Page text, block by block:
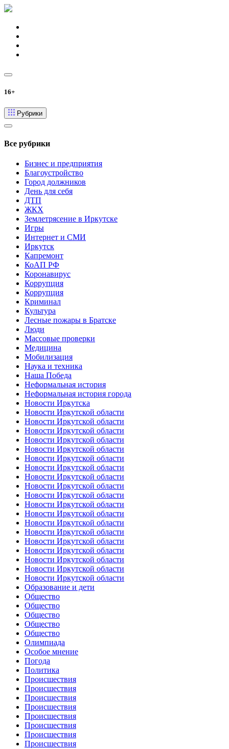
16+
Рубрики
Все рубрики
Бизнес и предприятия
Благоустройство
Город должников
День для себя
ДТП
ЖКХ
Землетрясение в Иркутске
Игры
Интернет и СМИ
Иркутск
Капремонт
КоАП РФ
Коронавирус
Коррупция
Коррупция
Криминал
Культура
Лесные пожары в Братске
Люди
Массовые проверки
Медицина
Мобилизация
Наука и техника
Наша Победа
Неформальная история
Неформальная история города
Новости Иркутска
Новости Иркутской области
Новости Иркутской области
Новости Иркутской области
Новости Иркутской области
Новости Иркутской области
Новости Иркутской области
Новости Иркутской области
Новости Иркутской области
Новости Иркутской области
Новости Иркутской области
Новости Иркутской области
Новости Иркутской области
Новости Иркутской области
Новости Иркутской области
Новости Иркутской области
Новости Иркутской области
Новости Иркутской области
Новости Иркутской области
Новости Иркутской области
Образование и дети
Общество
Общество
Общество
Общество
Общество
Олимпиада
Особое мнение
Погода
Политика
Происшествия
Происшествия
Происшествия
Происшествия
Происшествия
Происшествия
Происшествия
Происшествия